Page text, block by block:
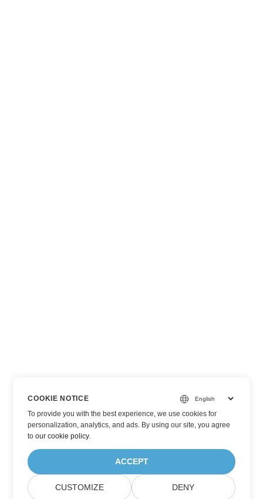
COOKIE NOTICE
To provide you with the best experience, we use cookies for
personalization, analytics, and ads. By using our site, you agree
toour cookie policy.
ACCEPT
CUSTOMIZE DENY